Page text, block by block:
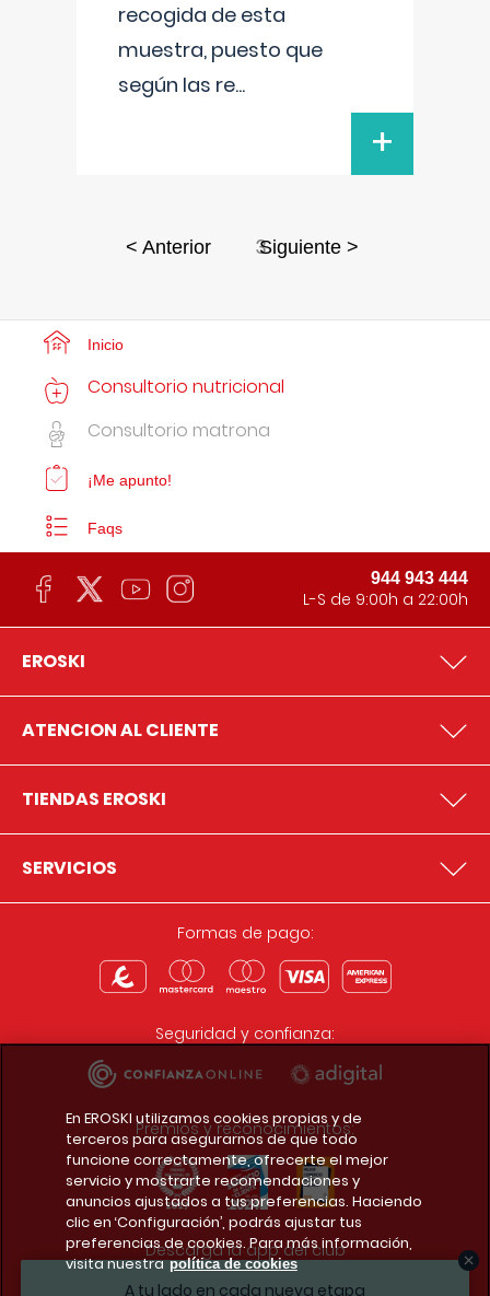
recogida de esta
muestra, puesto que
según las re...
+
< Anterior 3Siguiente >
A tu lado en cada nueva etapa
Inicio
Consultorio nutricional
Consultorio matrona
¡Me apunto!
Faqs
944 943 444
L-S de 9:00h a 22:00h
EROSKI
ATENCION AL CLIENTE
TIENDAS EROSKI
SERVICIOS
Formas de pago:
Seguridad y confianza:
Premios y reconocimientos:
Descarga la app del club
En EROSKI utilizamos cookies propias y de
terceros para asegurarnos de que todo
funcione correctamente, ofrecerte el mejor
servicio y mostrarte recomendaciones y
anuncios ajustados a tus preferencias. Haciendo
clic en ‘Configuración’, podrás ajustar tus
preferencias de cookies. Para más información,
visita nuestra política de cookies